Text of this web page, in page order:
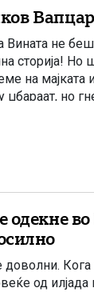
не
сторија!
на мајката
но
во
доволни.
од илјада